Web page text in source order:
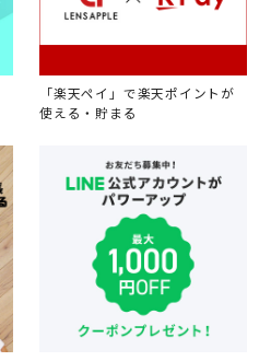
「楽天ペイ」で楽天ポイントが
使える・貯まる